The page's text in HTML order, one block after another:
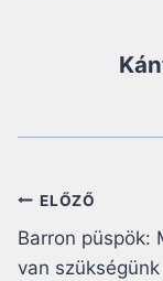
Bejegyzés
navigáció
ELŐZŐ
Barron püspök:
van szükségünk